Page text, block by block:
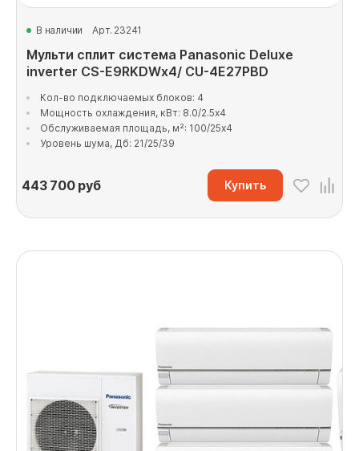
В наличии Арт. 23241
Мульти сплит система Panasonic Deluxe
inverter CS-E9RKDWx4/ CU-4E27PBD
Кол-во подключаемых блоков: 4
Мощность охлаждения, кВт: 8.0/2.5x4
Обслуживаемая площадь, м²: 100/25x4
Уровень шума, Дб: 21/25/39
443 700руб Купить